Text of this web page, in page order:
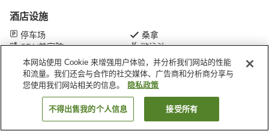
酒店设施
停车场
桑拿
SPA/美容院
游泳池
首页 日本 和歌山县 白滨町 白滨古贺之井度假村与水疗
搜索客房
本网站使用 Cookie 来增强用户体验，并分析我们网站的性能
和流量。我们还会与合作的社交媒体、广告商和分析商分享与
您使用我们网站相关的信息。
隐私政策
不得出售我的个人信息 接受所有